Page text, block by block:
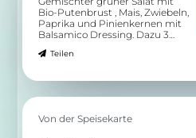
Bio-Putenbrust , Mais, Zwiebeln,
Paprika und Pinienkernen mit
Balsamico Dressing. Dazu 3
Teilen
Von der Speisekarte